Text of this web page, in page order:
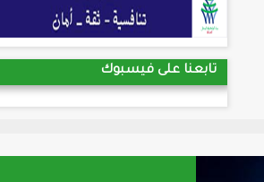
تابعنا على فيسبوك